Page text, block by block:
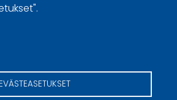
EVÄSTEASETUKSET
ja sisällön käyttöoikeudet